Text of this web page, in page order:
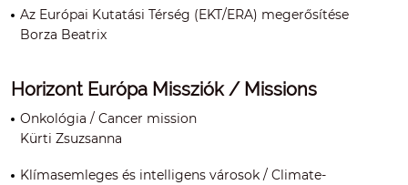
Az Európai Kutatási Térség (EKT/ERA) megerősítése
Borza Beatrix
Horizont Európa Missziók / Missions
Onkológia / Cancer mission
Kürti Zsuzsanna
Klímasemleges és intelligens városok / Climate-